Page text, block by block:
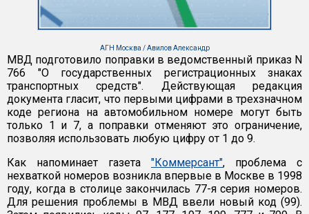
АГН Москва / Авилов Александр
МВД подготовило поправки в ведомственный приказ N
766 "О государственных регистрационных знаках
транспортных средств". Действующая редакция
документа гласит, что первыми цифрами в трехзначном
коде региона на автомобильном номере могут быть
только 1 и 7, а поправки отменяют это ограничение,
позволяя использовать любую цифру от 1 до 9.
Как напоминает газета "Коммерсант", проблема с
нехваткой номеров возникла впервые в Москве в 1998
году, когда в столице закончилась 77-я серия номеров.
Для решения проблемы в МВД ввели новый код (99).